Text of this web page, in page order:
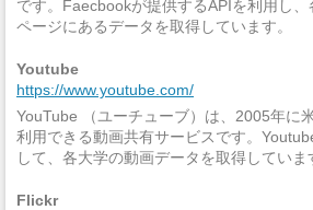
です。Faecbookが提供するAPIを利用し
ページにあるデータを取得しています。
Youtube
https://www.youtube.com/
YouTube （ユーチューブ）は、2005年に
利用できる動画共有サービスです。
して、各大学の動画データを取得していま
Flickr